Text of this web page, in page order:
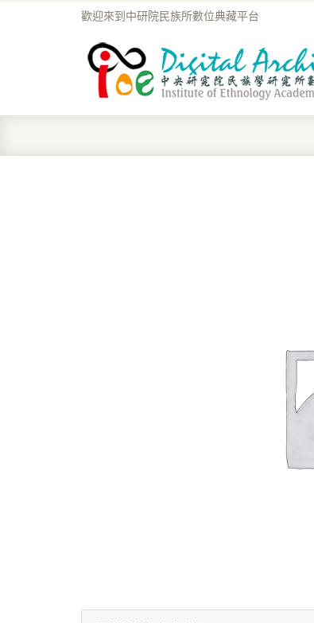
歡迎來到中研院民族所數位典藏平台